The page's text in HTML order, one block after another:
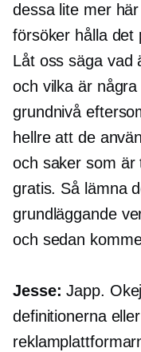
dessa lite mer
försöker hålla det
Låt oss säga vad
och vilka är
grundnivå
hellre att de
och saker som är
gratis. Så lämna
grundläggande
och sedan
Jesse: Japp.
definitionerna